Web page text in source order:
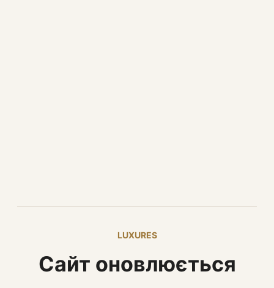
LUXURES
Сайт оновлюється